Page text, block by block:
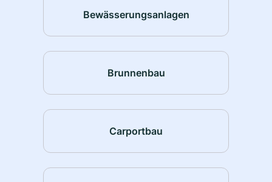
Bewässerungsanlagen
Brunnenbau
Carportbau